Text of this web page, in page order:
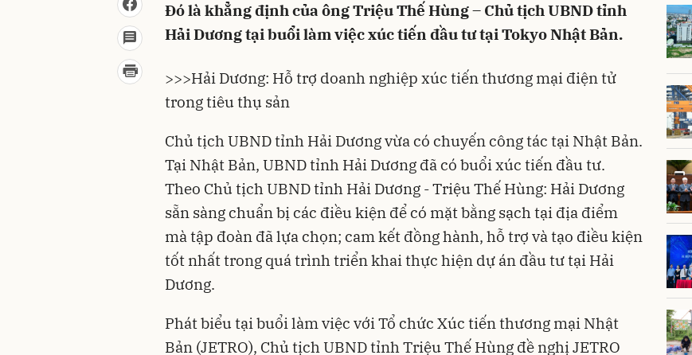
Đó là khẳng định của ông Triệu Thế Hùng – Chủ tịch UBND tỉnh
Hải Dương tại buổi làm việc xúc tiến đầu tư tại Tokyo Nhật Bản.
>>>Hải Dương: Hỗ trợ doanh nghiệp xúc tiến thương mại điện tử
trong tiêu thụ sản
Chủ tịch UBND tỉnh Hải Dươngvừa có chuyến công tác tại Nhật Bản.
Tại Nhật Bản, UBND tỉnh Hải Dương đã có buổi xúc tiến đầu tư.
Theo Chủ tịch UBND tỉnh Hải Dương - Triệu Thế Hùng: Hải Dương
sẵn sàng chuẩn bị các điều kiện để có mặt bằng sạch tại địa điểm
mà tập đoàn đã lựa chọn; cam kết đồng hành, hỗ trợ và tạo điều kiện
tốt nhất trong quá trình triển khai thực hiện dự án đầu tư tại Hải
Dương.
Phát biểu tại buổi làm việc với Tổ chức Xúc tiến thương mại Nhật
Bản (JETRO), Chủ tịch UBND tỉnh Triệu Thế Hùng đề nghị JETRO